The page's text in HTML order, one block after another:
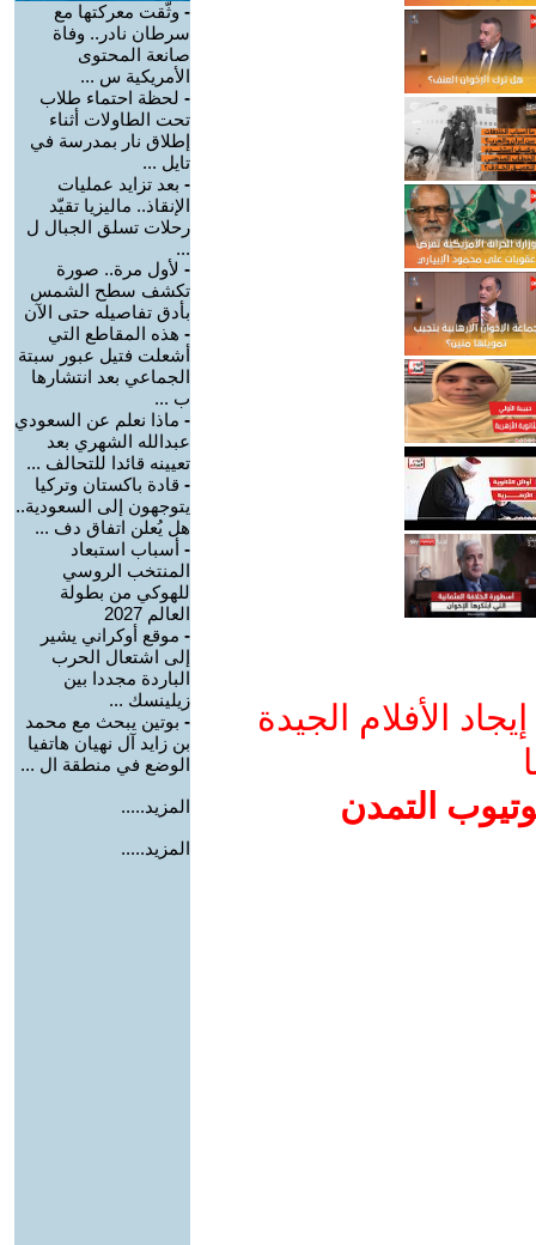
الأفلام الجيدة
التمدن
- وثّقت معركتها مع
سرطان نادر.. وفاة
صانعة المحتوى
الأمريكية س ...
- لحظة احتماء طلاب
تحت الطاولات أثناء
إطلاق نار بمدرسة في
تايل ...
- بعد تزايد عمليات
الإنقاذ.. ماليزيا تقيّد
رحلات تسلق الجبال ل
...
- لأول مرة.. صورة
تكشف سطح الشمس
بأدق تفاصيله حتى الآن
- هذه المقاطع التي
أشعلت فتيل عبور سبتة
الجماعي بعد انتشارها
ب ...
- ماذا نعلم عن السعودي
عبدالله الشهري بعد
تعيينه قائدا للتحالف ...
- قادة باكستان وتركيا
يتوجهون إلى السعودية..
هل يُعلن اتفاق دف ...
- أسباب استبعاد
المنتخب الروسي
للهوكي من بطولة
العالم 2027
- موقع أوكراني يشير
إلى اشتعال الحرب
الباردة مجددا بين
زيلينسك ...
- بوتين يبحث مع محمد
بن زايد آل نهيان هاتفيا
الوضع في منطقة ال ...
المزيد.....
المزيد.....